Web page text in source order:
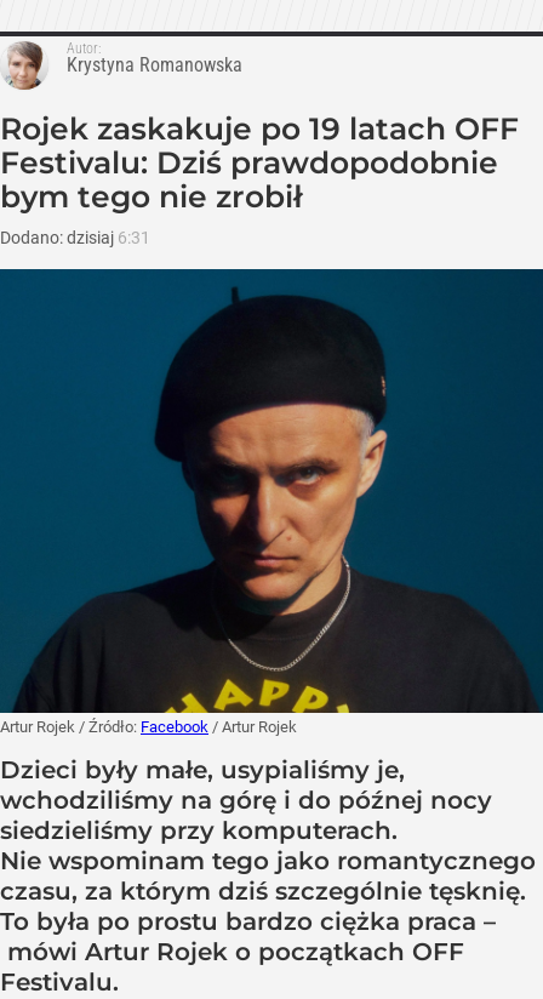
Autor:
Krystyna Romanowska
Rojek zaskakuje po 19 latach OFF
Festivalu: Dziś prawdopodobnie
bym tego nie zrobił
Dodano:dzisiaj 6:31
Artur Rojek / Źródło: Facebook / Artur Rojek
Dzieci były małe, usypialiśmy je,
wchodziliśmy na górę i do późnej nocy
siedzieliśmy przy komputerach.
Nie wspominam tego jako romantycznego
czasu, za którym dziś szczególnie tęsknię.
To była po prostu bardzo ciężka praca –
mówi Artur Rojek o początkach OFF
Festivalu.